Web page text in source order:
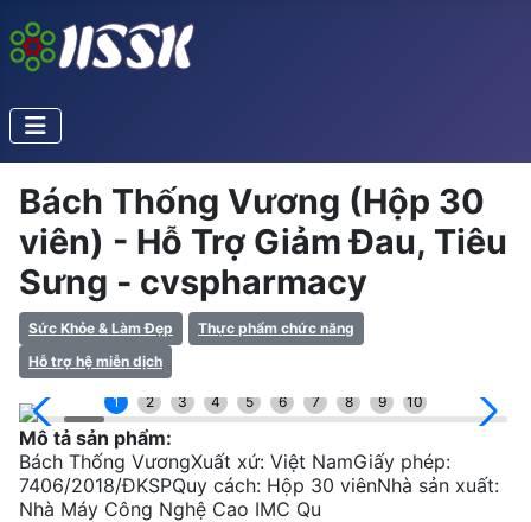
Bách Thống Vương (Hộp 30
viên) - Hỗ Trợ Giảm Đau, Tiêu
Sưng - cvspharmacy
Sức Khỏe & Làm Đẹp
Thực phẩm chức năng
Hỗ trợ hệ miễn dịch
1 2 3 4 5 6 7 8 9 10
Mô tả sản phẩm:
Bách Thống VươngXuất xứ: Việt NamGiấy phép:
7406/2018/ĐKSPQuy cách: Hộp 30 viênNhà sản xuất:
Nhà Máy Công Nghệ Cao IMC Qu